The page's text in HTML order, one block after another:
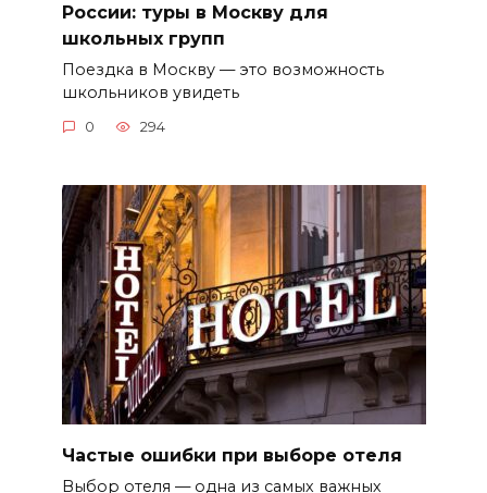
России: туры в Москву для
школьных групп
Поездка в Москву — это возможность
школьников увидеть
0 294
Частые ошибки при выборе отеля
Выбор отеля — одна из самых важных